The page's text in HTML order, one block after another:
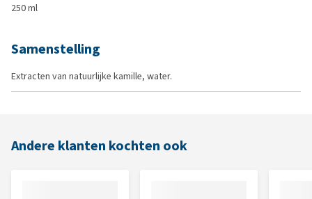
250 ml
Samenstelling
Extracten van natuurlijke kamille, water.
Andere klanten kochten ook